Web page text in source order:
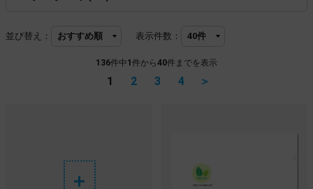
並び替え： 表示件数：
136件中1 件から40件までを表示
1 2 3 4 ＞